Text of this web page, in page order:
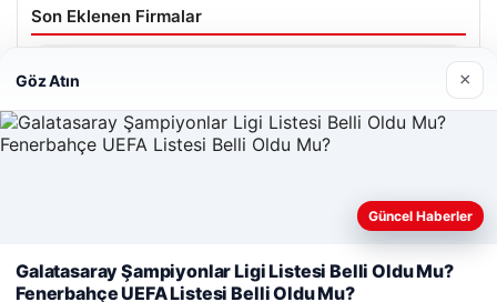
Son Eklenen Firmalar
Enes Kaplan Avukatlık Bürosu
© 2026 Net Günlük | Günlük Haber
Web sitemizi nasıl kullandığınızı daha iyi anlayabilmek,
kullanıyoruz.Çerez Politikamız
Göz Atın ×
Güncel Haberler
Galatasaray Şampiyonlar Ligi Listesi Belli Oldu Mu?
Fenerbahçe UEFA Listesi Belli Oldu Mu?